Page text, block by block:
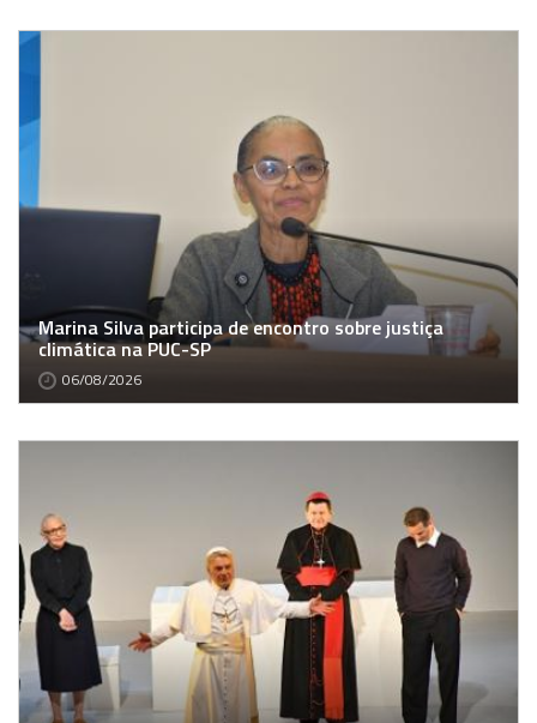
Marina Silva participa de encontro sobre justiça
climática na PUC-SP
06/08/2026